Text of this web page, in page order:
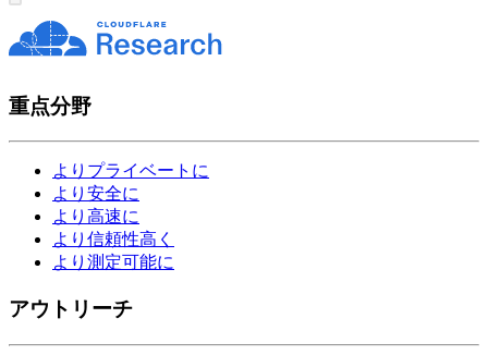
重点分野
よりプライベートに
より安全に
より高速に
より信頼性高く
より測定可能に
アウトリーチ